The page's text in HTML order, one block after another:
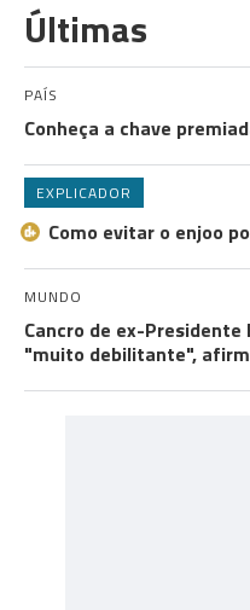
Últimas
PAÍS
Conheça a chave
EXPLICADOR
Como evitar o enjoo
MUNDO
Cancro de ex-
"muito debilitante",